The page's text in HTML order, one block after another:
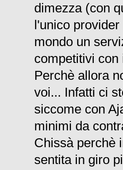
dimezza (con
l'unico
mondo un
competitivi
Perchè allora
voi... Infatti ci
siccome con
minimi da
Chissà perchè
sentita in giro